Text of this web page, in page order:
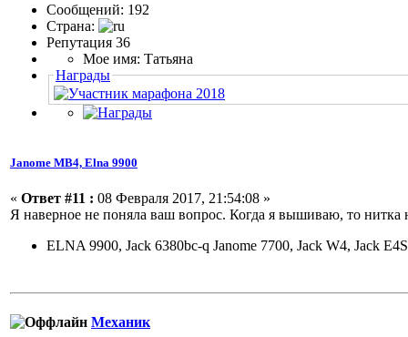
Сообщений: 192
Страна:
Репутация 36
Мое имя: Татьяна
Награды
Janome МВ4, Elna 9900
« Ответ #11 : 08 Февраля 2017, 21:54:08 »
Я наверное не поняла ваш вопрос. Когда я вышиваю, то
ELNA 9900, Jack 6380bc-q Janome 7700, Jack W4, Jack E4S
Механик